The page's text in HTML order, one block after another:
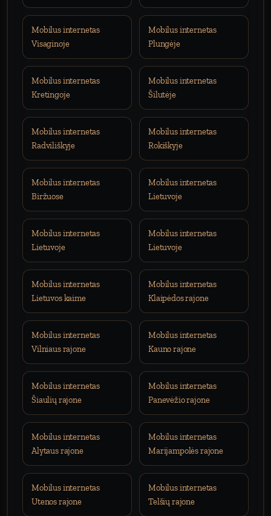
Mobilus internetas
Visaginoje
Mobilus internetas
Plungėje
Mobilus internetas
Kretingoje
Mobilus internetas
Šilutėje
Mobilus internetas
Radviliškyje
Mobilus internetas
Rokiškyje
Mobilus internetas
Biržuose
Mobilus internetas
Lietuvoje
Mobilus internetas
Lietuvoje
Mobilus internetas
Lietuvoje
Mobilus internetas
Lietuvos kaime
Mobilus internetas
Klaipėdos rajone
Mobilus internetas
Vilniaus rajone
Mobilus internetas
Kauno rajone
Mobilus internetas
Šiaulių rajone
Mobilus internetas
Panevėžio rajone
Mobilus internetas
Alytaus rajone
Mobilus internetas
Marijampolės rajone
Mobilus internetas
Utenos rajone
Mobilus internetas
Telšių rajone